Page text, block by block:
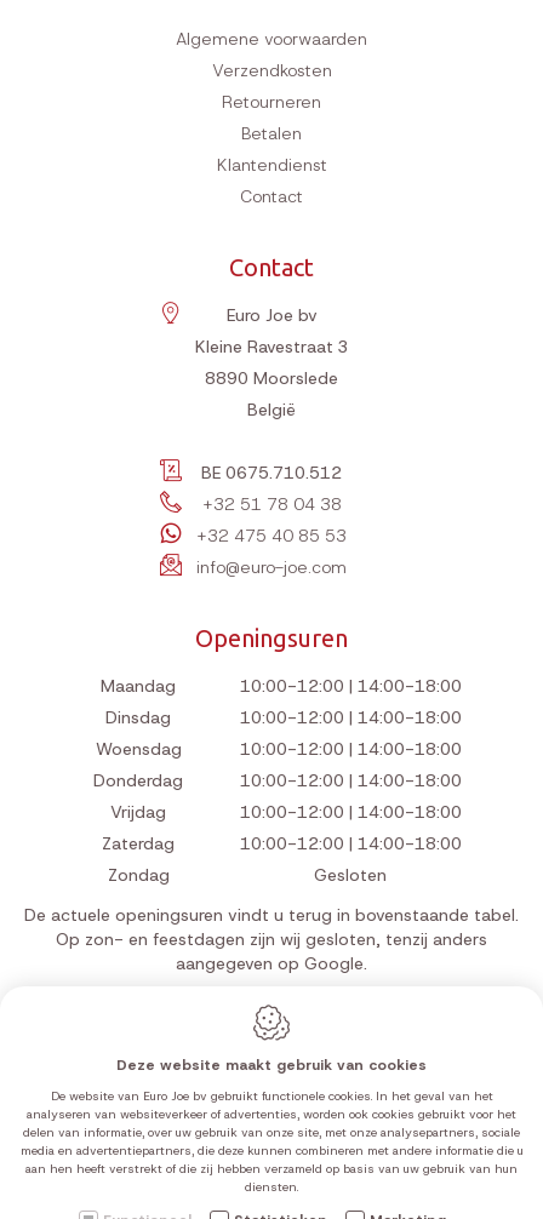
Algemene voorwaarden
Verzendkosten
Retourneren
Betalen
Klantendienst
Contact
Contact
Euro Joe bv
Kleine Ravestraat 3
8890 Moorslede
België
BE 0675.710.512
+32 51 78 04 38
+32 475 40 85 53
info@euro-joe.com
Openingsuren
Maandag
10:00-12:00 | 14:00-18:00
Dinsdag
10:00-12:00 | 14:00-18:00
Woensdag
10:00-12:00 | 14:00-18:00
Donderdag
10:00-12:00 | 14:00-18:00
Vrijdag
10:00-12:00 | 14:00-18:00
Zaterdag
10:00-12:00 | 14:00-18:00
Zondag
Gesloten
De actuele openingsuren vindt u terug in bovenstaande tabel.
Op zon- en feestdagen zijn wij gesloten, tenzij anders
aangegeven op Google.
Webdesign by IDcreation 2026
Cookie policy
Privacy policy
Sitemap
Deze website maakt gebruik van cookies
De website van Euro Joe bv gebruikt functionele cookies. In het geval van het
analyseren van websiteverkeer of advertenties, worden ook cookies gebruikt voor het
delen van informatie, over uw gebruik van onze site, met onze analysepartners, sociale
media en advertentiepartners, die deze kunnen combineren met andere informatie die u
aan hen heeft verstrekt of die zij hebben verzameld op basis van uw gebruik van hun
diensten.